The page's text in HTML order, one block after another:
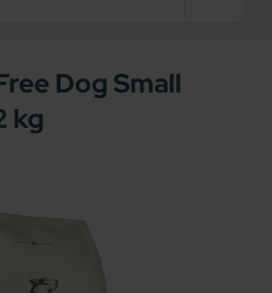
Dog Small
kg